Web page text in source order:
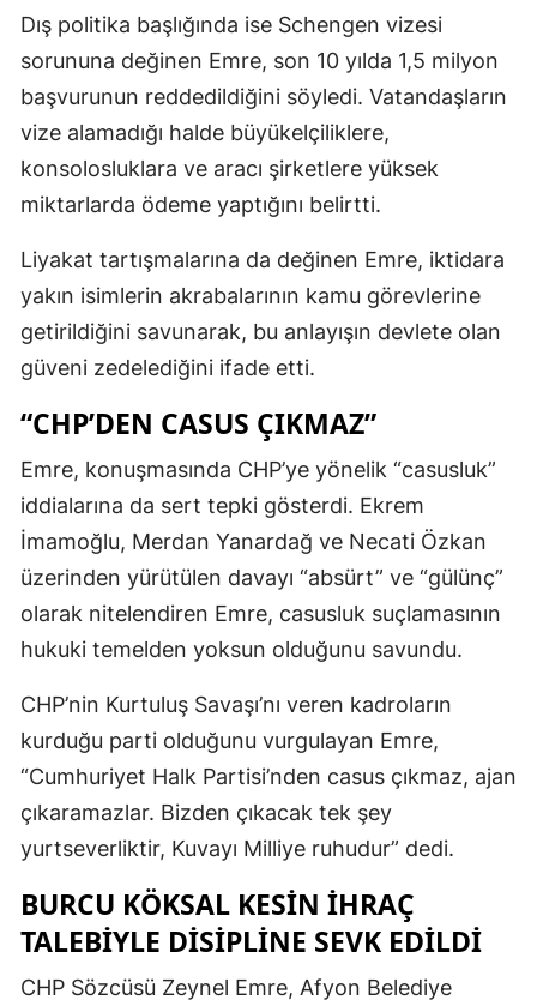
Dış politika başlığında ise Schengen vizesi
sorununa değinen Emre, son 10 yılda 1,5 milyon
başvurunun reddedildiğini söyledi. Vatandaşların
vize alamadığı halde büyükelçiliklere,
konsolosluklara ve aracı şirketlere yüksek
miktarlarda ödeme yaptığını belirtti.
Liyakat tartışmalarına da değinen Emre, iktidara
yakın isimlerin akrabalarının kamu görevlerine
getirildiğini savunarak, bu anlayışın devlete olan
güveni zedelediğini ifade etti.
“CHP’DEN CASUS ÇIKMAZ”
Emre, konuşmasında CHP’ye yönelik “casusluk”
iddialarına da sert tepki gösterdi. Ekrem
İmamoğlu, Merdan Yanardağ ve Necati Özkan
üzerinden yürütülen davayı “absürt” ve “gülünç”
olarak nitelendiren Emre, casusluk suçlamasının
hukuki temelden yoksun olduğunu savundu.
CHP’nin Kurtuluş Savaşı’nı veren kadroların
kurduğu parti olduğunu vurgulayan Emre,
“Cumhuriyet Halk Partisi’nden casus çıkmaz, ajan
çıkaramazlar. Bizden çıkacak tek şey
yurtseverliktir, Kuvayı Milliye ruhudur” dedi.
BURCU KÖKSAL KESIN IHRAÇ
TALEBIYLE DISIPLINE SEVK EDILDI
CHP Sözcüsü Zeynel Emre, Afyon Belediye